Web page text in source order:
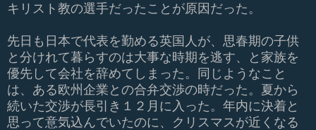
キリスト教の選手だったことが原因だった。
先日も日本で代表を勤める英国人が、思春期の子供
と分けれて暮らすのは大事な時期を逃す、と家族を
優先して会社を辞めてしまった。同じようなこと
は、ある欧州企業との合弁交渉の時だった。夏から
続いた交渉が長引き１２月に入った。年内に決着と
思って意気込んでいたのに、クリスマスが近くなる